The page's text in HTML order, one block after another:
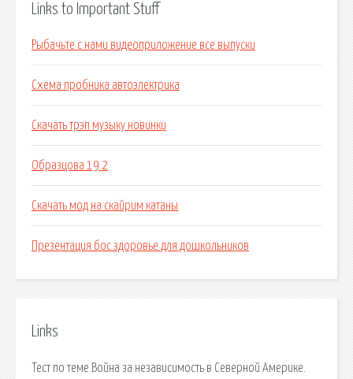
Links to Important Stuff
Рыбачьте с нами видеоприложение все выпуски
Схема пробника автоэлектрика
Скачать трэп музыку новинки
Образцова 19 2
Скачать мод на скайрим катаны
Презентация бос здоровье для дошкольников
Links
Тест по теме Война за независимость в Северной Америке.